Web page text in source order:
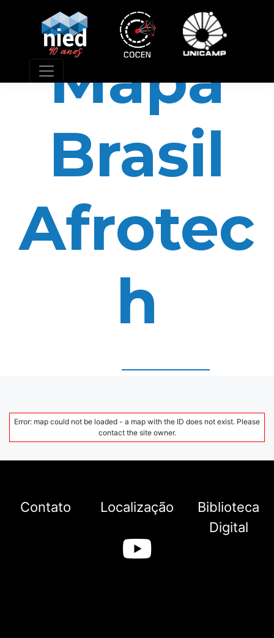
Mapa Brasil Afrotech
Mapa
Brasil
Afrotec
h
Error: map could not be loaded - a map with the ID does not exist. Please
contact the site owner.
Contato Localização
Biblioteca
Digital